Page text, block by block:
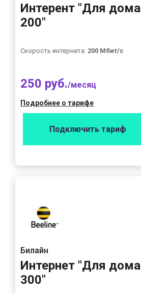
Интерент "Для дома
200"
Скорость интернета: 200 Мбит/с
250 руб./месяц
Подробнее о тарифе
Подключить тариф
Билайн
Интернет "Для дома
300"